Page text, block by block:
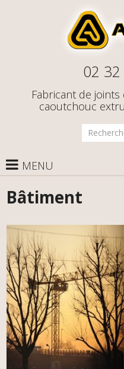
02
Fabricant de
caoutchouc
Rechercher
dans
MENU
Bâtiment